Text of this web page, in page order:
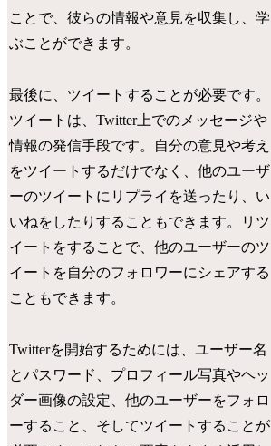
ことで、彼らの情報や意見を収集し、学
ぶことができます。
最後に、ツイートすることが必要です。
ツイートは、Twitter上でのメッセージや
情報の発信手段です。自分の意見や考え
をツイートするだけでなく、他のユーザ
ーのツイートにリプライを送ったり、い
いねをしたりすることもできます。リツ
イートをすることで、他のユーザーのツ
イートを自分のフォロワーにシェアする
こともできます。
Twitterを開始するためには、ユーザー名
とパスワード、プロフィール写真やヘッ
ダー画像の設定、他のユーザーをフォロ
ーすること、そしてツイートすることが